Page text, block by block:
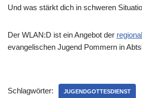
Und was stärkt dich in schweren
Der WLAN:D ist ein Angebot der
evangelischen Jugend Pommern in
Schlagwörter: JUGENDGOTTESDIENST